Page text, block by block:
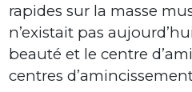
rapides sur la masse
n’existait pas
beauté et le centre
centres